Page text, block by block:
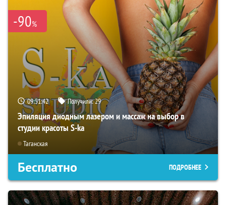
-90%
09:51:41 Получили:29
Эпиляция диодным лазером и массаж на выбор в
студии красоты S-ka
Таганская
Бесплатно ПОДРОБНЕЕ